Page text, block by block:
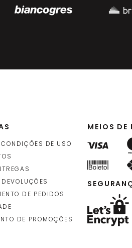
DE USO
DE PEDIDOS
DE PROMOÇÕES
MEIOS DE